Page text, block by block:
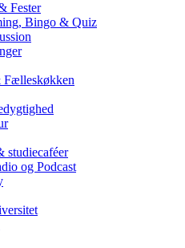
Fester
Bingo & Quiz
Fælleskøkken
studiecaféer
og Podcast